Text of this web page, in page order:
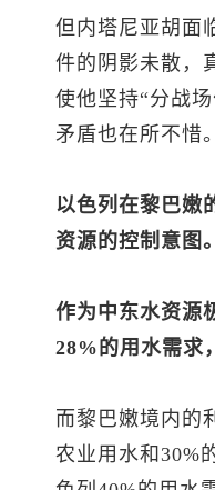
但内塔尼亚胡面
件的阴影未散，
使他坚持“分战
矛盾也在所不惜。
以色列在黎巴嫩
资源的控制意图。
作为中东水资源
28%的用水需求
而黎巴嫩境内的
农业用水和30%